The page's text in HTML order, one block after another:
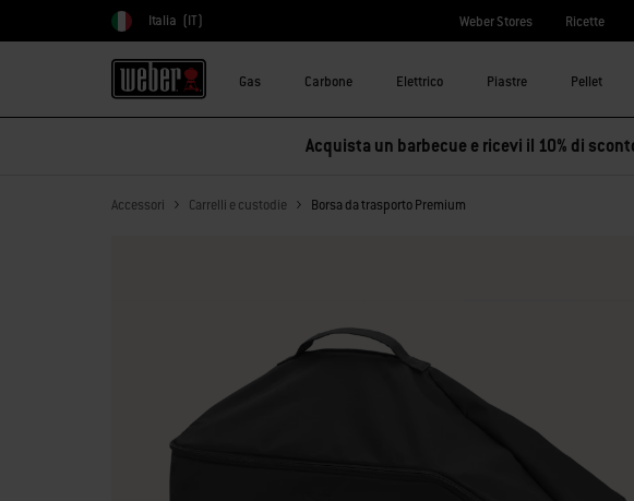
Scegli paese
Italia (IT) Weber Stores Ricette
Gas Carbone Elettrico Piastre Pellet
Acquista un barbecue e ricevi il 10% di
Accessori Carrelli e custodie Borsa da trasporto Premium